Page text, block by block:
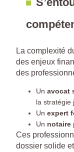
La complexité
des enjeux
des
Un avocat
la stratégie
Un expert
Un notaire
Ces
dossier solide